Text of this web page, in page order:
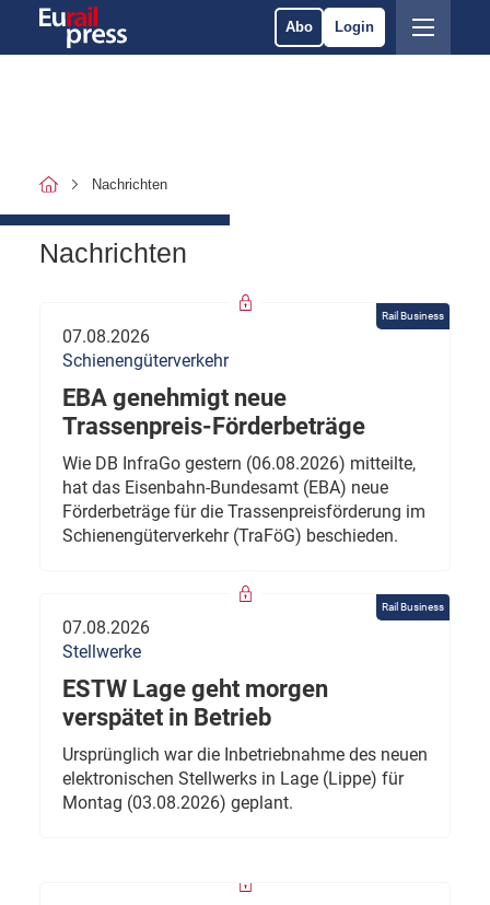
Abo Login
Nachrichten
Nachrichten
Rail Business
07.08.2026
Schienengüterverkehr
EBA genehmigt neue
Trassenpreis-Förderbeträge
Wie DB InfraGo gestern (06.08.2026) mitteilte,
hat das Eisenbahn-Bundesamt (EBA) neue
Förderbeträge für die Trassenpreisförderung im
Schienengüterverkehr (TraFöG) beschieden.
Rail Business
07.08.2026
Stellwerke
ESTW Lage geht morgen
verspätet in Betrieb
Ursprünglich war die Inbetriebnahme des neuen
elektronischen Stellwerks in Lage (Lippe) für
Montag (03.08.2026) geplant.